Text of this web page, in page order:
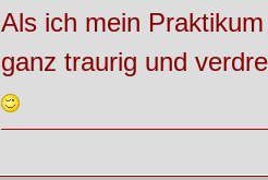
Als ich mein
ganz traurig und